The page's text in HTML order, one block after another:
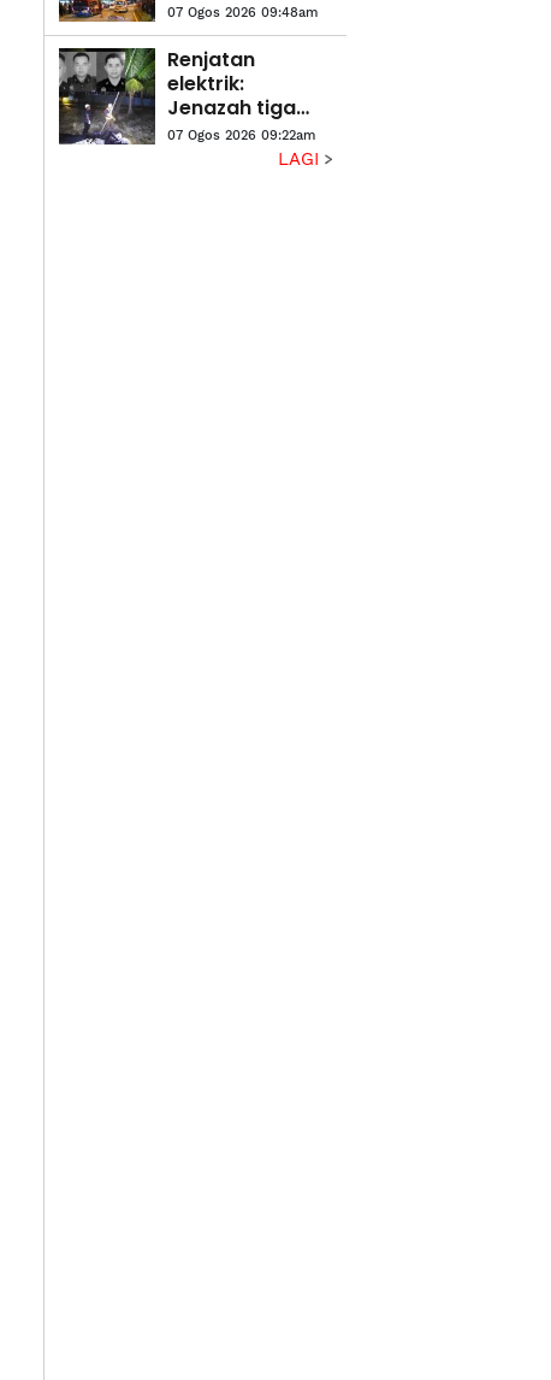
07 Ogos 2026 09:48am
Renjatan
elektrik:
Jenazah tiga
anggota polis
07 Ogos 2026 09:22am
LAGI